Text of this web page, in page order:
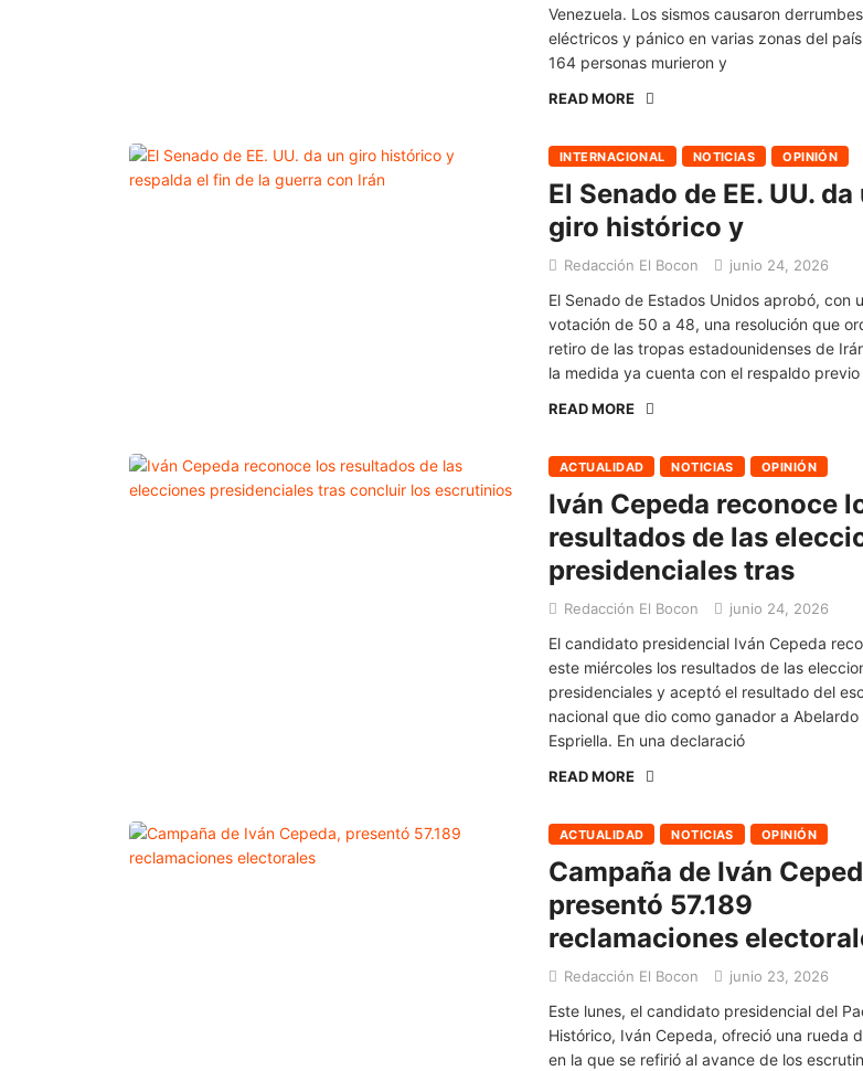
Venezuela. Los sismos causaron
eléctricos y pánico en varias zonas del
164 personas murieron y
READ MORE
INTERNACIONAL NOTICIAS OPINIÓN
El Senado de EE. UU. da
giro histórico y
Redacción El Bocon junio 24, 2026
El Senado de Estados Unidos aprobó, con
votación de 50 a 48, una resolución que
retiro de las tropas estadounidenses de
la medida ya cuenta con el respaldo previo
READ MORE
ACTUALIDAD NOTICIAS OPINIÓN
Iván Cepeda reconoce
resultados de las
presidenciales tras
Redacción El Bocon junio 24, 2026
El candidato presidencial Iván Cepeda
este miércoles los resultados de las
presidenciales y aceptó el resultado del
nacional que dio como ganador a Abelardo
Espriella. En una declaració
READ MORE
ACTUALIDAD NOTICIAS OPINIÓN
Campaña de Iván
presentó 57.189
reclamaciones
Redacción El Bocon junio 23, 2026
Este lunes, el candidato presidencial del
Histórico, Iván Cepeda, ofreció una rueda
en la que se refirió al avance de los